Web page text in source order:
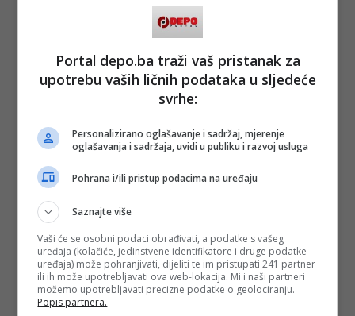
Portal depo.ba traži vaš pristanak za
upotrebu vaših ličnih podataka u sljedeće
svrhe:
Personalizirano oglašavanje i sadržaj, mjerenje
oglašavanja i sadržaja, uvidi u publiku i razvoj usluga
Pohrana i/ili pristup podacima na uređaju
Saznajte više
Vaši će se osobni podaci obrađivati, a podatke s vašeg
uređaja (kolačiće, jedinstvene identifikatore i druge podatke
uređaja) može pohranjivati, dijeliti te im pristupati 241 partner
ili ih može upotrebljavati ova web-lokacija. Mi i naši partneri
možemo upotrebljavati precizne podatke o geolociranju.
Popis partnera.